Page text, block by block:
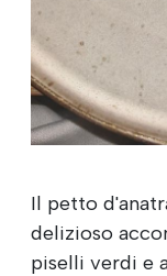
Il petto
delizioso
piselli verdi e